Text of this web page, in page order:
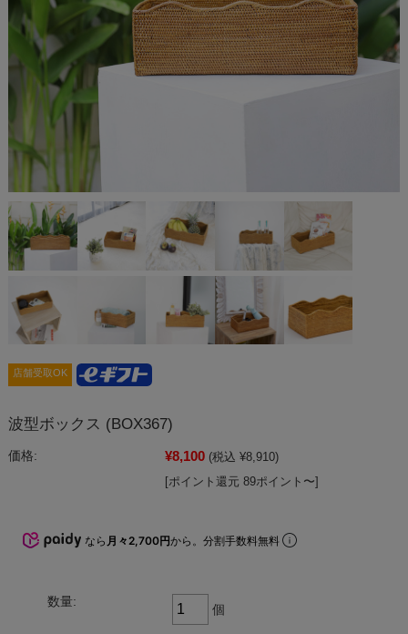
店舗受取OK
波型ボックス (BOX367)
価格: ¥8,100 (税込 ¥8,910)
[ポイント還元 89ポイント〜]
なら 月々2,700円から。分割手数料無料
数量:
個